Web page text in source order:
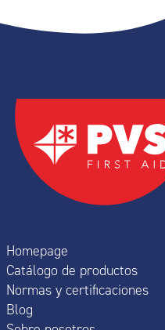
Homepage
Catálogo de productos
Normas y certificaciones
Blog